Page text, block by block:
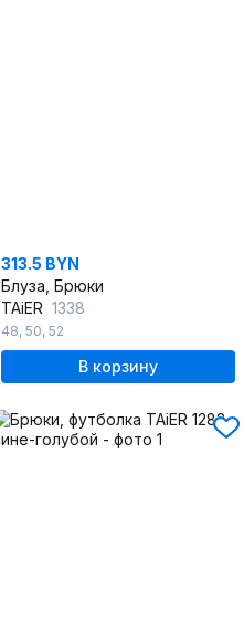
313.5 BYN
Блуза, Брюки
TAiER 1338
48, 50, 52
В корзину